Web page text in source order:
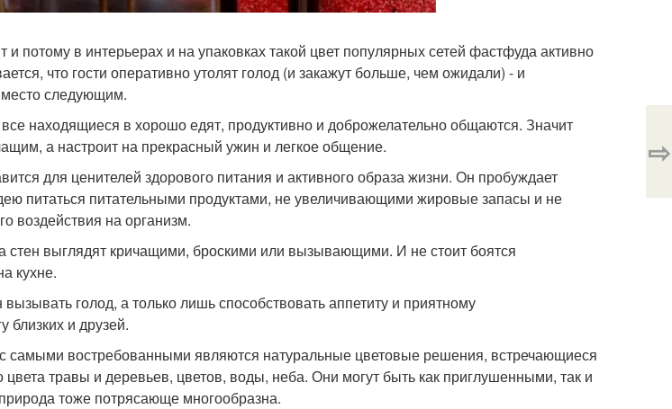
и потому в интерьерах и на упаковках такой цвет популярных сетей фастфуда активно
что гости оперативно утолят голод (и закажут больше, чем ожидали) - и
место следующим.
находящиеся в хорошо едят, продуктивно и доброжелательно общаются. Значит
а настроит на прекрасный ужин и легкое общение.
для ценителей здорового питания и активного образа жизни. Он пробуждает
питаться питательными продуктами, не увеличивающими жировые запасы и не
воздействия на организм.
стен выглядят кричащими, броскими или вызывающими. И не стоит боятся
кухне.
голод, а только лишь способствовать аппетиту и приятному
близких и друзей.
самыми востребованными являются натуральные цветовые решения, встречающиеся
цвета травы и деревьев, цветов, воды, неба. Они могут быть как приглушенными, так и
тоже потрясающе многообразна.
⇨